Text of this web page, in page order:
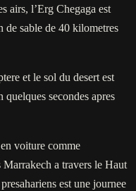
airs, l’Erg Chegaga est
de sable de 40 kilometres
et le sol du desert est
secondes apres
voiture comme
a travers le Haut
est une journee